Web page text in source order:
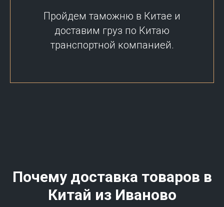
Пройдем таможню в Китае и
доставим груз по Китаю
транспортной компанией.
Почему доставка товаров в
Китай из Иваново